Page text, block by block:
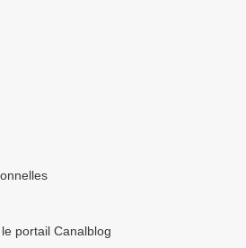
portail Canalblog